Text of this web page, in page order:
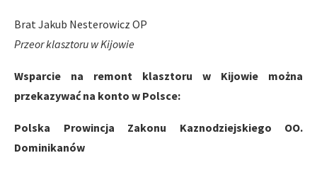
Brat Jakub Nesterowicz OP
Przeor klasztoru w Kijowie
Wsparcie na remont klasztoru w Kijowie można
przekazywać na konto w Polsce:
Polska Prowincja Zakonu Kaznodziejskiego OO.
Dominikanów